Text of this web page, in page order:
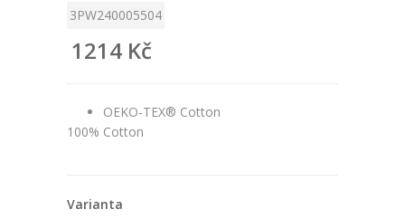
3PW240005504
1214 Kč
OEKO-TEX® Cotton
100% Cotton
Varianta